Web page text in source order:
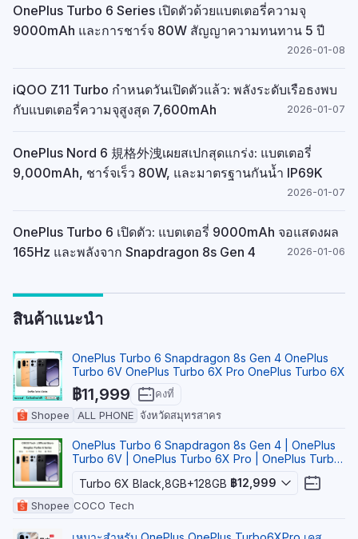
OnePlus Turbo 6 Series เปิดตัวด้วยแบตเตอรี่ความจุ
9000mAh และการชาร์จ 80W สัญญาความทนทาน 5 ปี
2026-01-08
iQOO Z11 Turbo กำหนดวันเปิดตัวแล้ว: พลังระดับเรือธงพบ
กับแบตเตอรี่ความจุสูงสุด 7,600mAh
2026-01-07
OnePlus Nord 6 規格外洩เผยสเปกสุดแกร่ง: แบตเตอรี่
9,000mAh, ชาร์จเร็ว 80W, และมาตรฐานกันน้ำ IP69K
2026-01-07
OnePlus Turbo 6 เปิดตัว: แบตเตอรี่ 9000mAh จอแสดงผล
165Hz และพลังจาก Snapdragon 8s Gen 4
2026-01-06
สินค้าแนะนำ
OnePlus Turbo 6 Snapdragon 8s Gen 4 OnePlus
Turbo 6V OnePlus Turbo 6X Pro OnePlus Turbo 6X
฿11,999 คงที่
Shopee ALL PHONE จังหวัดสมุทรสาคร
OnePlus Turbo 6 Snapdragon 8s Gen 4 | OnePlus
Turbo 6V | OnePlus Turbo 6X Pro | OnePlus Turbo
Turbo 6X Black,8GB+128GB ฿12,999
Shopee COCO Tech